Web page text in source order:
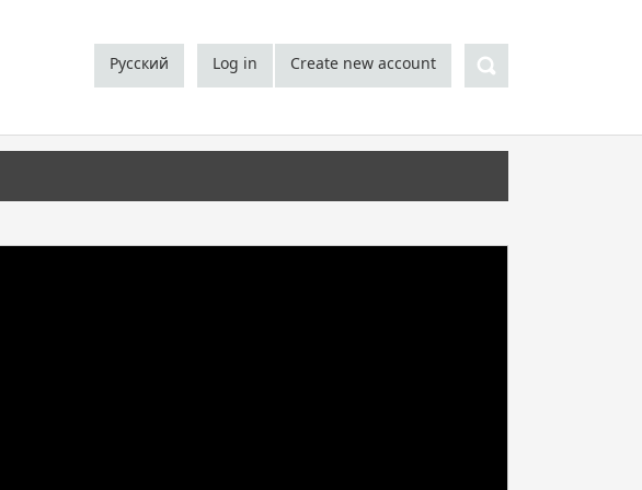
Русский Log in Create new account